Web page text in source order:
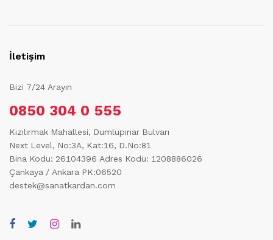
İletişim
Bizi 7/24 Arayın
0850 304 0 555
Kızılırmak Mahallesi, Dumlupınar Bulvarı
Next Level, No:3A, Kat:16, D.No:81
Bina Kodu: 26104396 Adres Kodu: 1208886026
Çankaya / Ankara PK:06520
destek@sanatkardan.com